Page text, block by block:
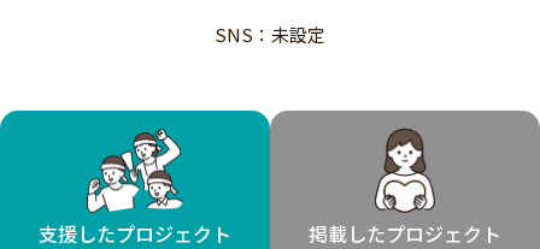
子ども・教育
フード・農業
文化
環境・エシカル
人権・マイノリティ
社会貢献
北海道 青森 岩手 宮城
秋田
福島
茨城 栃木 群馬
千葉
SNS：未設定
支援したプロジェクト 掲載したプロジェクト